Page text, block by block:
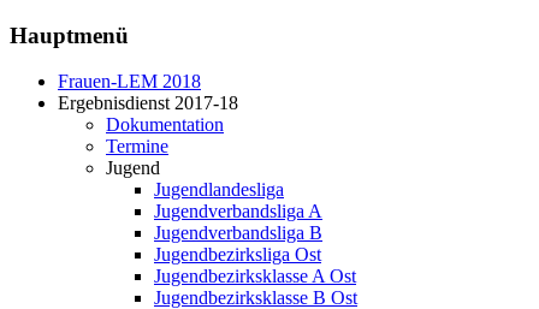
Hauptmenü
Frauen-LEM 2018
Ergebnisdienst 2017-18
Dokumentation
Termine
Jugend
Jugendlandesliga
Jugendverbandsliga A
Jugendverbandsliga B
Jugendbezirksliga Ost
Jugendbezirksklasse A Ost
Jugendbezirksklasse B Ost